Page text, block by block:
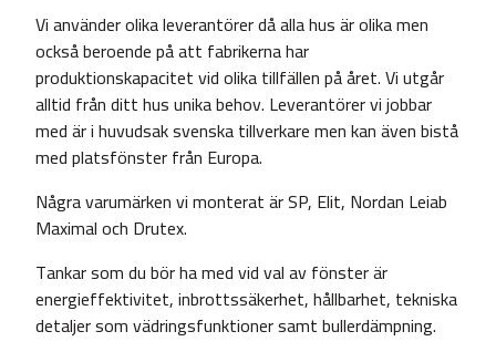
Vi använder olika leverantörer då alla hus är olika men
också beroende på att fabrikerna har
produktionskapacitet vid olika tillfällen på året. Vi utgår
alltid från ditt hus unika behov. Leverantörer vi jobbar
med är i huvudsak svenska tillverkare men kan även bistå
med platsfönster från Europa.
Några varumärken vi monterat är SP, Elit, Nordan Leiab
Maximal och Drutex.
Tankar som du bör ha med vid val av fönster är
energieffektivitet, inbrottssäkerhet, hållbarhet, tekniska
detaljer som vädringsfunktioner samt bullerdämpning.